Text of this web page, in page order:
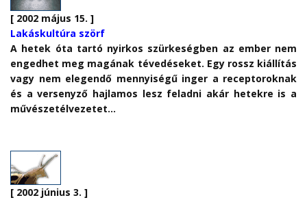
[ 2002 május 15. ]
Lakáskultúra szörf
A hetek óta tartó nyirkos szürkeségben az ember nem
engedhet meg magának tévedéseket. Egy rossz kiállítás
vagy nem elegendő mennyiségű inger a receptoroknak
és a versenyző hajlamos lesz feladni akár hetekre is a
művészetélvezetet…
[ 2002 június 3. ]